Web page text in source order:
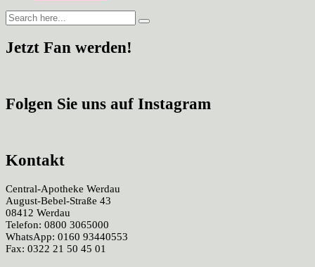
Jetzt Fan werden!
Folgen Sie uns auf Instagram
Kontakt
Central-Apotheke Werdau
August-Bebel-Straße 43
08412 Werdau
Telefon: 0800 3065000
WhatsApp: 0160 93440553
Fax: 0322 21 50 45 01